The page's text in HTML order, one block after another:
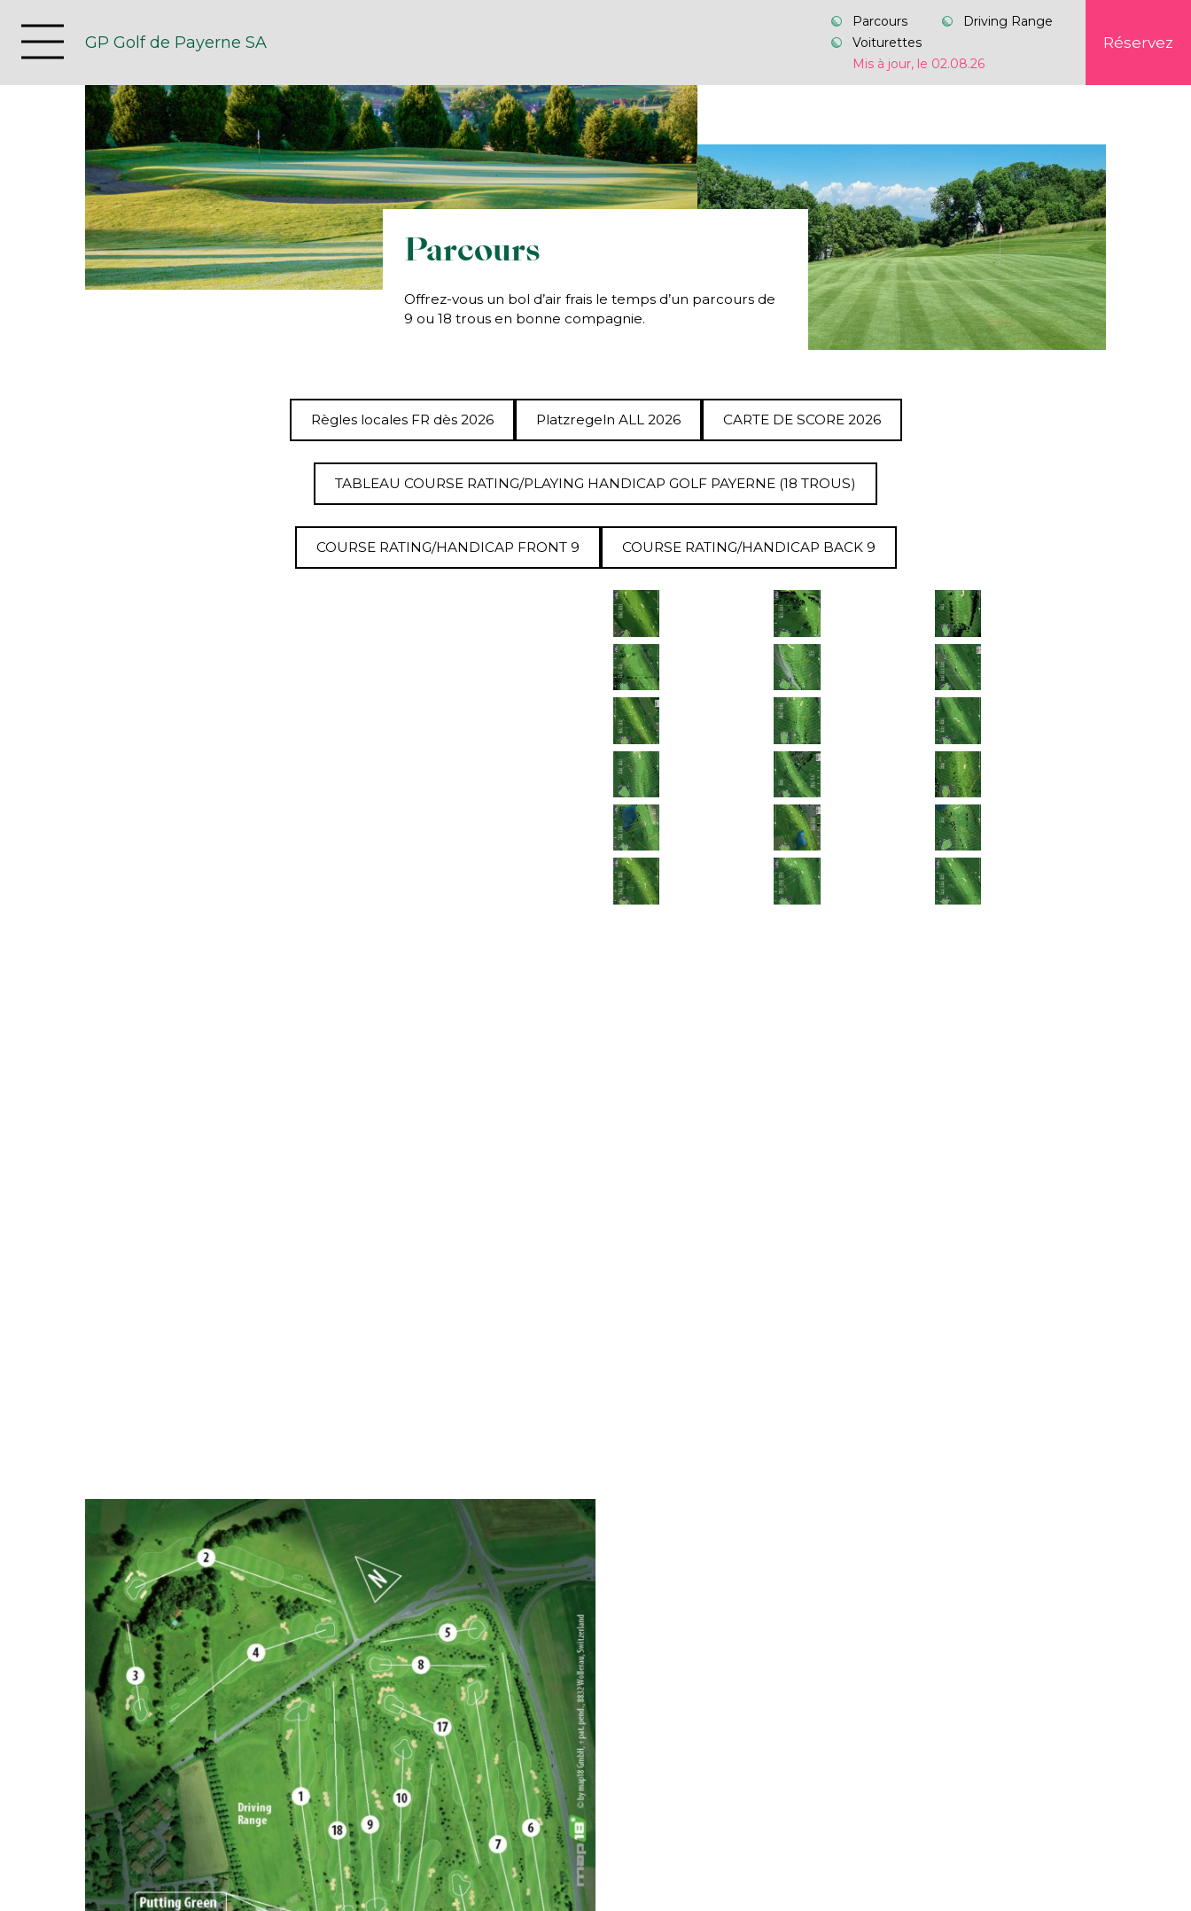
GP Golf de Payerne SA
Parcours
Driving Range
Voiturettes
Mis à jour, le 02.08.26
Réservez
Parcours
Offrez-vous un bol d’air frais le temps d’un parcours de
9 ou 18 trous en bonne compagnie.
Règles locales FR dès 2026 Platzregeln ALL 2026 CARTE DE SCORE 2026
TABLEAU COURSE RATING/PLAYING HANDICAP GOLF PAYERNE (18 TROUS)
COURSE RATING/HANDICAP FRONT 9 COURSE RATING/HANDICAP BACK 9